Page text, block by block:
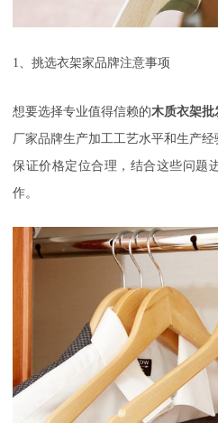
1、挑选衣架家品牌注意事项
想要选择专业值得信赖的木质衣架批
厂家品牌生产加工工艺水平和生产
保证价格定位合理，结合这些问题
作。